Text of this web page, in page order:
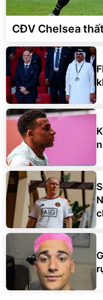
CĐV Chelsea